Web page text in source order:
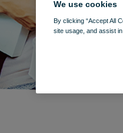
We use cookies
By clicking “Accept All
site usage, and assist